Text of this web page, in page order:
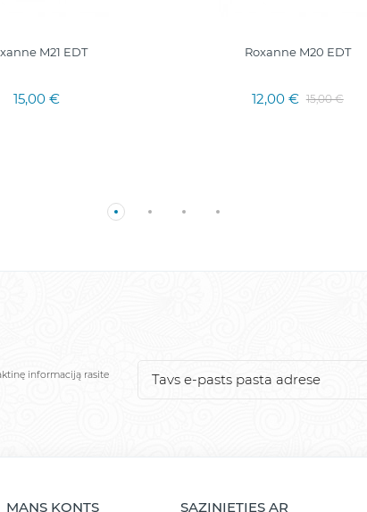
M21 EDT
15,00 €
Roxanne M20 EDT
12,00 € 15,00 €
informaciją rasite
MANS KONTS SAZINIETIES AR